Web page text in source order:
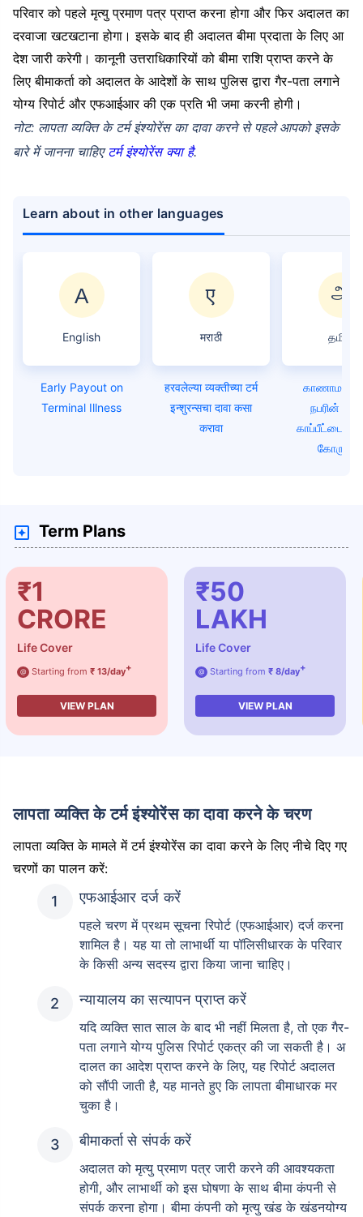
परिवार को पहले मृत्यु प्रमाण पत्र प्राप्त करना होगा और फिर अदालत का
दरवाजा खटखटाना होगा। इसके बाद ही अदालत बीमा प्रदाता के लिए आ
देश जारी करेगी। कानूनी उत्तराधिकारियों को बीमा राशि प्राप्त करने के
लिए बीमाकर्ता को अदालत के आदेशों के साथ पुलिस द्वारा गैर-पता लगाने
योग्य रिपोर्ट और एफआईआर की एक प्रति भी जमा करनी होगी।
नोट: लापता व्यक्ति के टर्म इंश्योरेंस का दावा करने से पहले आपको इसके
बारे में जानना चाहिए टर्म इंश्योरेंस क्या है.
Learn about in other languages
English
Early Payout on
Terminal Illness
मराठी
हरवलेल्या व्यक्तीच्या टर्म
इन्शुरन्सचा दावा कसा
करावा
தமிழ்
காணாமல்
நபரின்
காப்பீட்டை
கோருவது
Term Plans
₹1
CRORE
Life Cover
@ Starting from ₹ 13/day+
VIEW PLAN
₹50
LAKH
Life Cover
@ Starting from ₹ 8/day+
VIEW PLAN
लापता व्यक्ति के टर्म इंश्योरेंस का दावा करने के चरण
लापता व्यक्ति के मामले में टर्म इंश्योरेंस का दावा करने के लिए नीचे दिए गए
चरणों का पालन करें:
एफआईआर दर्ज करें
पहले चरण में प्रथम सूचना रिपोर्ट (एफआईआर) दर्ज करना
शामिल है। यह या तो लाभार्थी या पॉलिसीधारक के परिवार
के किसी अन्य सदस्य द्वारा किया जाना चाहिए।
न्यायालय का सत्यापन प्राप्त करें
यदि व्यक्ति सात साल के बाद भी नहीं मिलता है, तो एक गैर-
पता लगाने योग्य पुलिस रिपोर्ट एकत्र की जा सकती है। अ
दालत का आदेश प्राप्त करने के लिए, यह रिपोर्ट अदालत
को सौंपी जाती है, यह मानते हुए कि लापता बीमाधारक मर
चुका है।
बीमाकर्ता से संपर्क करें
अदालत को मृत्यु प्रमाण पत्र जारी करने की आवश्यकता
होगी, और लाभार्थी को इस घोषणा के साथ बीमा कंपनी से
संपर्क करना होगा। बीमा कंपनी को मृत्यु खंड के खंडनयोग्य